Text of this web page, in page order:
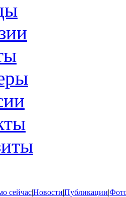
сейчас|Новости|Публикации|